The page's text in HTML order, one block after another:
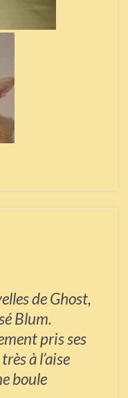
de Ghost,
Blum.
pris ses
à l’aise
boule